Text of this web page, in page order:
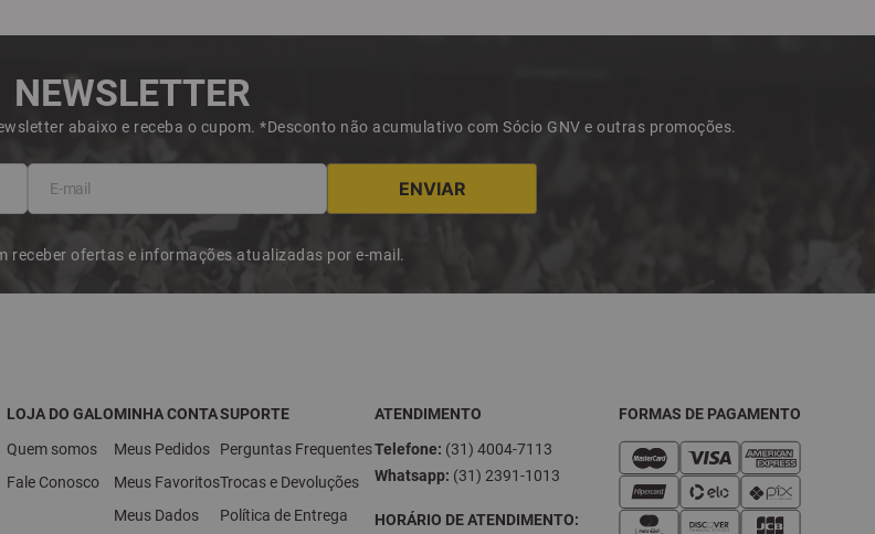
NEWSLETTER
abaixo e receba o cupom. *Desconto não acumulativo com Sócio GNV e outras promoções.
receber ofertas e informações atualizadas por e-mail.
LOJA DO GALO
Quem somos
Fale Conosco
MINHA CONTA
Meus Pedidos
Meus Favoritos
Meus Dados
SUPORTE
Perguntas Frequentes
Trocas e Devoluções
Política de Entrega
ATENDIMENTO
Telefone: (31) 4004-7113
Whatsapp: (31) 2391-1013
HORÁRIO DE ATENDIMENTO:
FORMAS DE PAGAMENTO